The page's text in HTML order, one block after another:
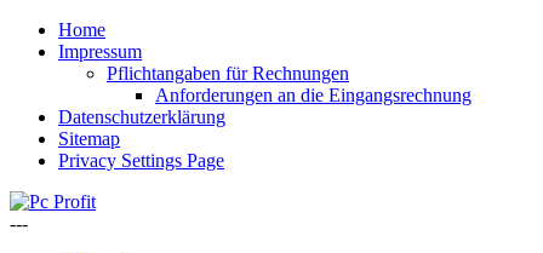
Home
Impressum
Pflichtangaben für Rechnungen
Anforderungen an die Eingangsrechnung
Datenschutzerklärung
Sitemap
Privacy Settings Page
---